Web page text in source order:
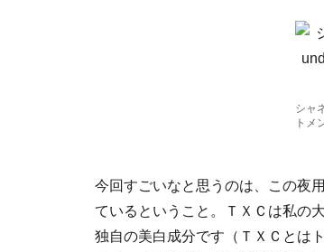
シャ
トメ
今回すごいなと思うのは、この夜
ているということ。ＴＸＣは私の
独自の美白成分です（ＴＸＣとは